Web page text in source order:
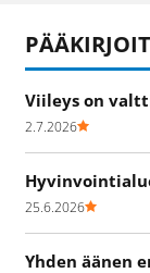
Viileys on
2.7.2026
25.6.2026
Yhden äänen